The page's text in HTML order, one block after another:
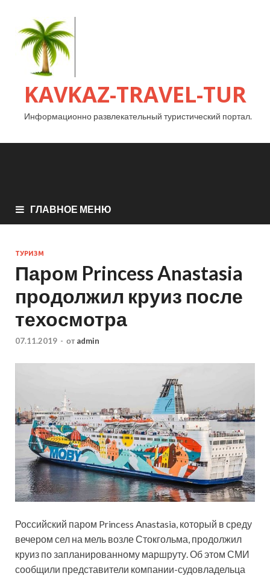
KAVKAZ-TRAVEL-TUR
Информационно развлекательный туристический портал.
ГЛАВНОЕ МЕНЮ
ТУРИЗМ
Паром Princess Anastasia
продолжил круиз после
техосмотра
07.11.2019 - от admin
Российский паром Princess Anastasia, который в среду
вечером сел на мель возле Стокгольма, продолжил
круиз по запланированному маршруту. Об этом СМИ
сообщили представители компании-судовладельца